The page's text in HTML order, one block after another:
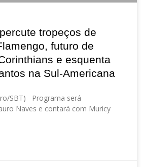
tropeços de
futuro de
e esquenta
na Sul-Americana
SBT) Programa será
Naves e contará com Muricy